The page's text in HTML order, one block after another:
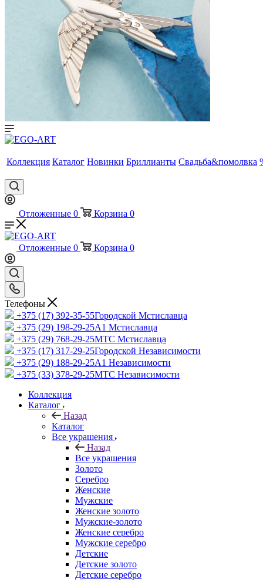
Коллекция Каталог Новинки Бриллианты Свадьба&помолвка
Отложенные 0 Корзина 0
Отложенные 0 Корзина 0
Телефоны
+375 (17) 392-35-55Городской Мстиславца
+375 (29) 198-29-25A1 Мстиславца
+375 (29) 768-29-25МТС Мстиславца
+375 (17) 317-29-25Городской Независимости
+375 (29) 188-29-25A1 Независимости
+375 (33) 378-29-25МТС Независимости
Коллекция
Каталог
Назад
Каталог
Все украшения
Назад
Все украшения
Золото
Серебро
Женские
Мужские
Женские золото
Мужские-золото
Женские серебро
Мужские серебро
Детские
Детские золото
Детские серебро